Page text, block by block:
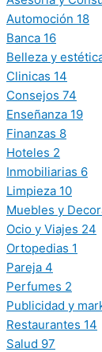
Automoción 18
Banca 16
Belleza y
Clinicas 14
Consejos 74
Enseñanza 19
Finanzas 8
Hoteles 2
Inmobiliarias 6
Limpieza 10
Muebles y
Ocio y Viajes 24
Ortopedias 1
Pareja 4
Perfumes 2
Publicidad y
Restaurantes 14
Salud 97